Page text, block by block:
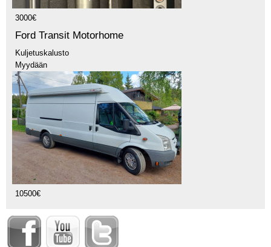
3000€
Ford Transit Motorhome
Kuljetuskalusto
Myydään
10500€